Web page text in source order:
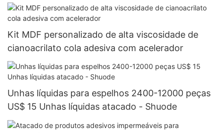
Kit MDF personalizado de alta viscosidade de
cianoacrilato cola adesiva com acelerador
Unhas líquidas para espelhos 2400-12000 peças
US$ 15 Unhas líquidas atacado - Shuode